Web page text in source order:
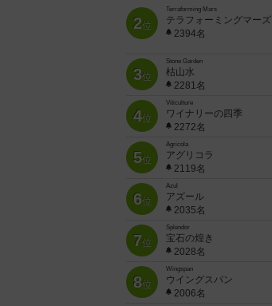
2位
Terraforming Mars
テラフォーミングマーズ
2394名
3位
Stone Garden
枯山水
2281名
4位
Viticulture
ワイナリーの四季
2272名
5位
Agricola
アグリコラ
2119名
6位
Azul
アズール
2035名
7位
Splendor
宝石の煌き
2028名
8位
Wingspan
ウイングスパン
2006名